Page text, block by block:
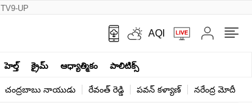
TV9-UP
AQI
హెల్త్‌ క్రైమ్ ఆధ్యాత్మికం పాలిటిక్స్‌
చంద్రబాబు నాయుడు రేవంత్ రెడ్డి పవన్ కళ్యాణ్ నరేంద్ర మోదీ